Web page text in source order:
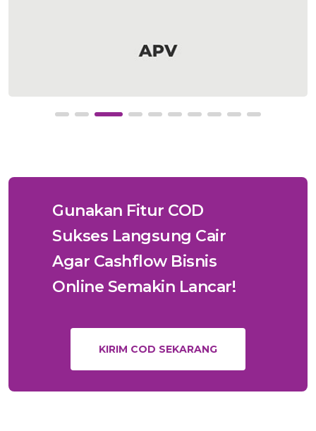
Gunakan Fitur COD
Sukses Langsung Cair
Agar Cashflow Bisnis
Online Semakin Lancar!
KIRIM COD SEKARANG